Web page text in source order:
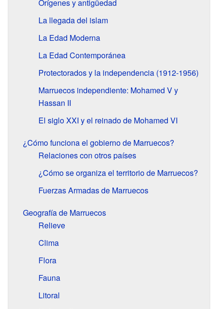
Orígenes y antigüedad
La llegada del islam
La Edad Moderna
La Edad Contemporánea
Protectorados y la independencia (1912-1956)
Marruecos independiente: Mohamed V y
Hassan II
El siglo XXI y el reinado de Mohamed VI
¿Cómo funciona el gobierno de Marruecos?
Relaciones con otros países
¿Cómo se organiza el territorio de Marruecos?
Fuerzas Armadas de Marruecos
Geografía de Marruecos
Relieve
Clima
Flora
Fauna
Litoral